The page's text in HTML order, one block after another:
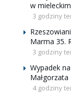
w
3 godziny
Marma 35.
3 godziny
Wypadek
4 godziny